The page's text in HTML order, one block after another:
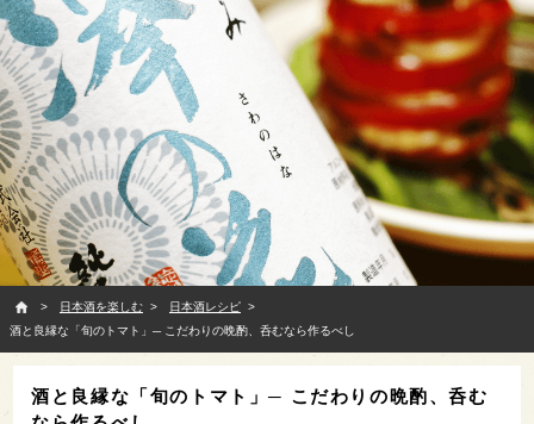
日本酒を楽しむ
日本酒レシピ
酒と良縁な「旬のトマト」─ こだわりの晩酌、呑むなら作るべし
酒と良縁な「旬のトマト」─ こだわりの晩酌、呑む